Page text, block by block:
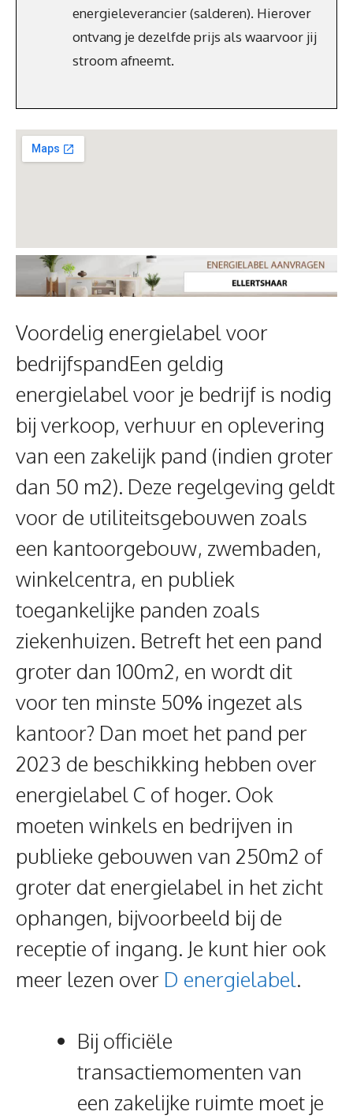
energieleverancier (salderen). Hierover
ontvang je dezelfde prijs als waarvoor jij
stroom afneemt.
Voordelig energielabel voor
bedrijfspandEen geldig
energielabel voor je bedrijf is nodig
bij verkoop, verhuur en oplevering
van een zakelijk pand (indien groter
dan 50 m2). Deze regelgeving geldt
voor de utiliteitsgebouwen zoals
een kantoorgebouw, zwembaden,
winkelcentra, en publiek
toegankelijke panden zoals
ziekenhuizen. Betreft het een pand
groter dan 100m2, en wordt dit
voor ten minste 50% ingezet als
kantoor? Dan moet het pand per
2023 de beschikking hebben over
energielabel C of hoger. Ook
moeten winkels en bedrijven in
publieke gebouwen van 250m2 of
groter dat energielabel in het zicht
ophangen, bijvoorbeeld bij de
receptie of ingang. Je kunt hier ook
meer lezen over D energielabel.
Bij officiële
transactiemomenten van
een zakelijke ruimte moet je